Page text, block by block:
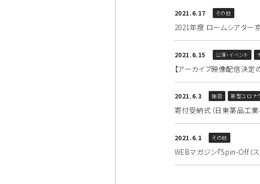
2021.6.17 その他
2021年度 ロームシアター
2021.6.15 公演・イベント
【アーカイブ映像配信決定
2021.6.3 施設 新型コロナ
寄付受納式（日東薬品工
2021.6.1 その他
WEBマガジン『Spin-Off（